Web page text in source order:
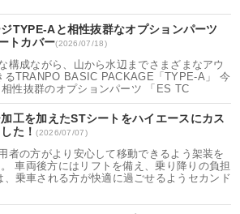
TYPE-Aと相性抜群なオプションパーツ
トカバー(2026/07/18)
構成ながら、山から水辺までさまざまなアウ
るTRANPO BASIC PACKAGE「TYPE-A」 今
性抜群のオプションパーツ 「ES TC
工を加えたSTシートをハイエースにカス
た！(2026/07/07)
者の方がより安心して移動できるよう架装を
車両後方にはリフトを備え、乗り降りの負担
、乗車される方が快適に過ごせるようセカンド